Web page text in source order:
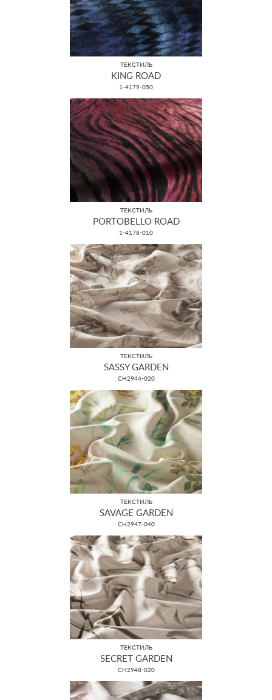
ТЕКСТИЛЬ
KING ROAD
1-4179-050
ТЕКСТИЛЬ
PORTOBELLO ROAD
1-4178-010
ТЕКСТИЛЬ
SASSY GARDEN
CH2944-020
ТЕКСТИЛЬ
SAVAGE GARDEN
CH2947-040
ТЕКСТИЛЬ
SECRET GARDEN
CH2948-020